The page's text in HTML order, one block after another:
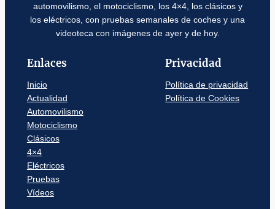
automovilismo, el motociclismo, los 4×4, los clásicos y
los eléctricos, con pruebas semanales de coches y una
videoteca con imágenes de ayer y de hoy.
Enlaces
Inicio
Actualidad
Automovilismo
Motociclismo
Clásicos
4×4
Eléctricos
Pruebas
Vídeos
Privacidad
Política de privacidad
Política de Cookies